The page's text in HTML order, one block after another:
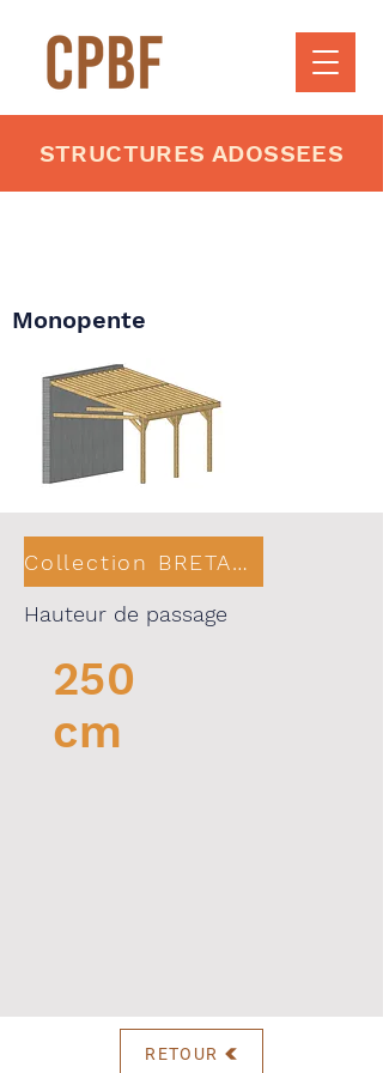
STRUCTURES ADOSSEES
Monopente
Collection BRETAGNE
Hauteur de passage
250
cm
RETOUR